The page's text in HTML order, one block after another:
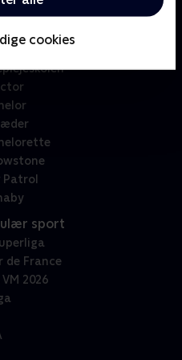
cookies
Patrol
sport
de France
VM 2026